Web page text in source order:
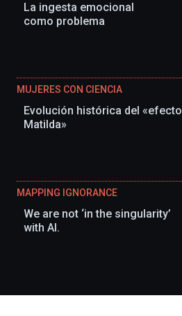
La ingesta emocional
como problema
MUJERES CON CIENCIA
Evolución histórica del «efecto
Matilda»
MAPPING IGNORANCE
We are not ‘in the singularity’
with AI.